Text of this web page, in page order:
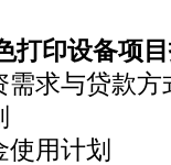
打印设备项
求与贷款方
用计划